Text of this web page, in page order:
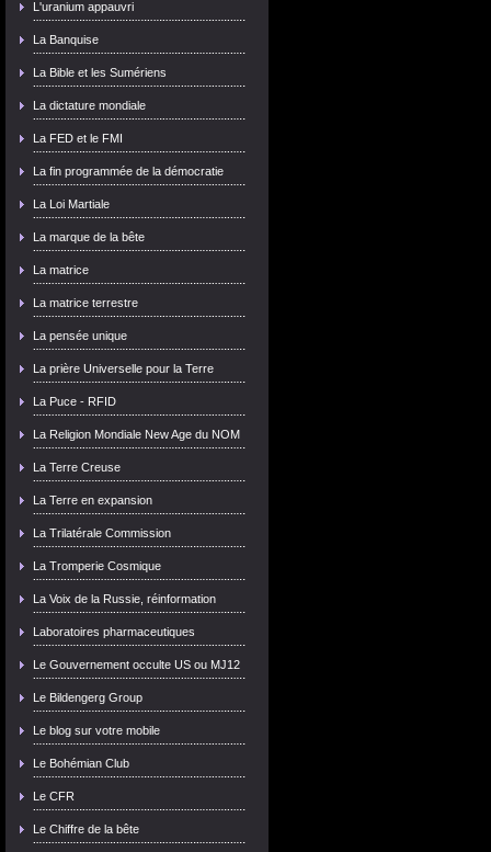
L'uranium appauvri
La Banquise
La Bible et les Sumériens
La dictature mondiale
La FED et le FMI
La fin programmée de la démocratie
La Loi Martiale
La marque de la bête
La matrice
La matrice terrestre
La pensée unique
La prière Universelle pour la Terre
La Puce - RFID
La Religion Mondiale New Age du NOM
La Terre Creuse
La Terre en expansion
La Trilatérale Commission
La Tromperie Cosmique
La Voix de la Russie, réinformation
Laboratoires pharmaceutiques
Le Gouvernement occulte US ou MJ12
Le Bildengerg Group
Le blog sur votre mobile
Le Bohémian Club
Le CFR
Le Chiffre de la bête